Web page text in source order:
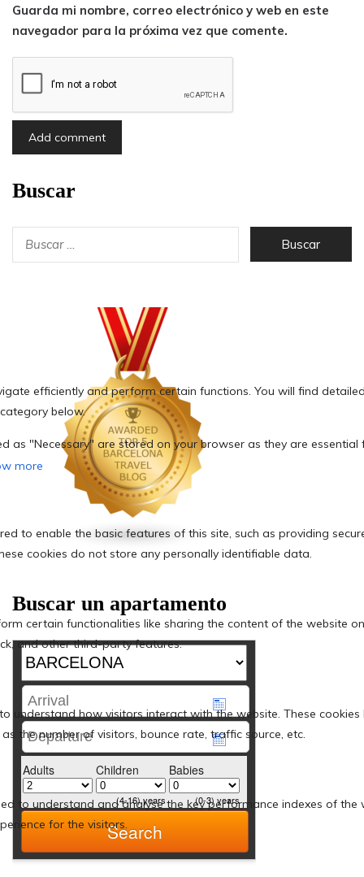
Guarda mi nombre, correo electrónico y web en este
navegador para la próxima vez que comente.
Buscar
Buscar un apartamento